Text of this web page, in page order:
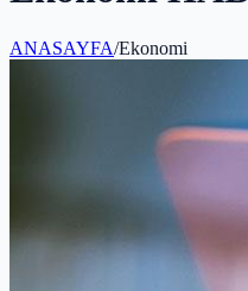
ANASAYFA/Ekonomi